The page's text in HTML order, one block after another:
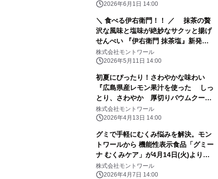
年6月8日(月)から全国で発売
2026年6月1日 14:00
＼ 食べる伊右衛門！！ ／ 抹茶の贅
沢な風味と塩味が絶妙なサクッと揚げ
せんべい 『伊右衛門 抹茶塩』新発
売！
株式会社モントワール
2026年5月11日 14:00
初夏にぴったり！さわやかな味わい
『広島県産レモン果汁を使った しっ
とり、さわやか 厚切りバウムクーヘ
ン』 期間限定で発売
株式会社モントワール
2026年4月13日 14:00
グミで手軽にむくみ悩みを解決。モン
トワールから 機能性表示食品「グミー
ナ むくみケア」が4月14日(火)より新
発売
株式会社モントワール
2026年4月7日 14:00